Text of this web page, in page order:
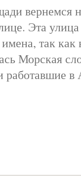
вернемся
Эта
так как
Морская
в